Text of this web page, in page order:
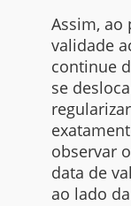
Assim, ao
validade
continue
se
observar
data de
ao lado